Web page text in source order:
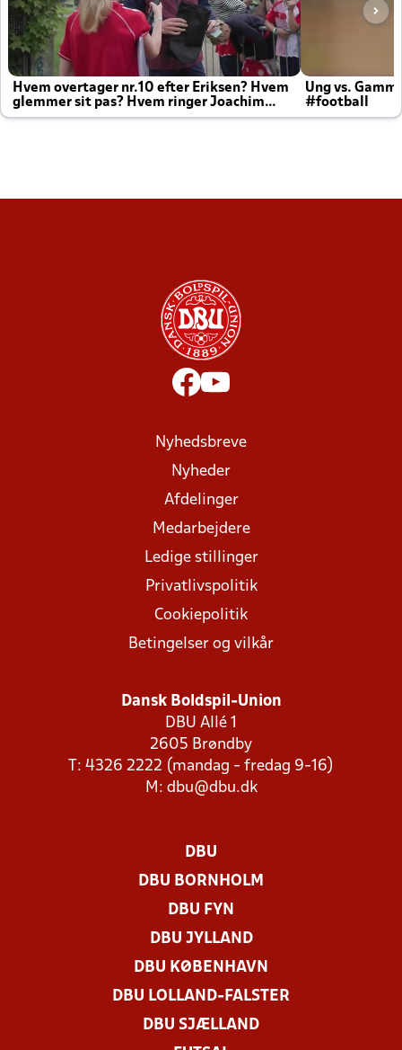
Hvem overtager nr.10 efter Eriksen? Hvem
glemmer sit pas? Hvem ringer Joachim
altid til efter kampe?
Ung vs.
#football
Nyhedsbreve
Nyheder
Afdelinger
Medarbejdere
Ledige stillinger
Privatlivspolitik
Cookiepolitik
Betingelser og vilkår
Dansk Boldspil-Union
DBU Allé 1
2605 Brøndby
T: 4326 2222 (mandag - fredag 9-16)
M: dbu@dbu.dk
DBU
DBU BORNHOLM
DBU FYN
DBU JYLLAND
DBU KØBENHAVN
DBU LOLLAND-FALSTER
DBU SJÆLLAND